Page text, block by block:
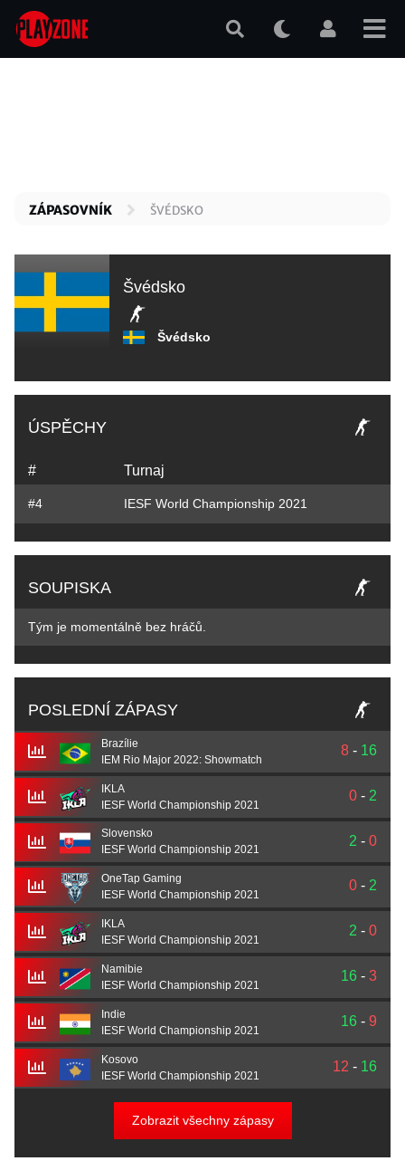
Přejít
hlavnímu
ZÁPASOVNÍK ŠVÉDSKO
Švédsko
Švédsko
ÚSPĚCHY
# Turnaj
#4 IESF World Championship 2021
SOUPISKA
Tým je momentálně bez hráčů.
POSLEDNÍ ZÁPASY
Brazílie
IEM Rio Major 2022: Showmatch
8 - 16
IKLA
IESF World Championship 2021
0 - 2
Slovensko
IESF World Championship 2021
2 - 0
OneTap Gaming
IESF World Championship 2021
0 - 2
IKLA
IESF World Championship 2021
2 - 0
Namibie
IESF World Championship 2021
16 - 3
Indie
IESF World Championship 2021
16 - 9
Kosovo
IESF World Championship 2021
12 - 16
Zobrazit všechny zápasy